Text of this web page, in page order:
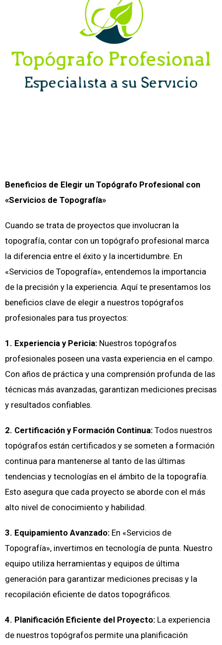
Beneficios de Elegir un Topógrafo Profesional con
«Servicios de Topografía»
Cuando se trata de proyectos que involucran la
topografía, contar con un topógrafo profesional marca
la diferencia entre el éxito y la incertidumbre. En
«Servicios de Topografía», entendemos la importancia
de la precisión y la experiencia. Aquí te presentamos los
beneficios clave de elegir a nuestros topógrafos
profesionales para tus proyectos:
1. Experiencia y Pericia: Nuestros topógrafos
profesionales poseen una vasta experiencia en el campo.
Con años de práctica y una comprensión profunda de las
técnicas más avanzadas, garantizan mediciones precisas
y resultados confiables.
2. Certificación y Formación Continua: Todos nuestros
topógrafos están certificados y se someten a formación
continua para mantenerse al tanto de las últimas
tendencias y tecnologías en el ámbito de la topografía.
Esto asegura que cada proyecto se aborde con el más
alto nivel de conocimiento y habilidad.
3. Equipamiento Avanzado: En «Servicios de
Topografía», invertimos en tecnología de punta. Nuestro
equipo utiliza herramientas y equipos de última
generación para garantizar mediciones precisas y la
recopilación eficiente de datos topográficos.
4. Planificación Eficiente del Proyecto: La experiencia
de nuestros topógrafos permite una planificación